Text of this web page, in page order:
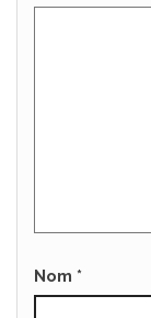
Nom *